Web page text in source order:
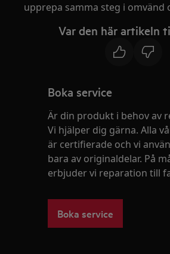
upprepa samma steg i omvänd
Var den här artikeln
Boka service
Är din produkt i behov av
Vi hjälper dig gärna. Alla
är certifierade och vi
bara av originaldelar. På
erbjuder vi reparation till
Boka service